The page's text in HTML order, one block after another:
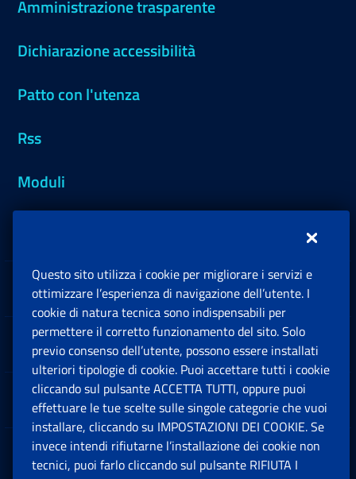
Amministrazione trasparente
Dichiarazione accessibilità
Patto con l'utenza
Rss
Moduli
Sedi e Contatti
Software
Note Legali
App mobile
Questo sito utilizza i cookie per migliorare i servizi e
ottimizzare l’esperienza di navigazione dell’utente. I
cookie di natura tecnica sono indispensabili per
permettere il corretto funzionamento del sito. Solo
previo consenso dell’utente, possono essere installati
ulteriori tipologie di cookie. Puoi accettare tutti i cookie
cliccando sul pulsante ACCETTA TUTTI, oppure puoi
effettuare le tue scelte sulle singole categorie che vuoi
installare, cliccando su IMPOSTAZIONI DEI COOKIE. Se
invece intendi rifiutarne l’installazione dei cookie non
tecnici, puoi farlo cliccando sul pulsante RIFIUTA I